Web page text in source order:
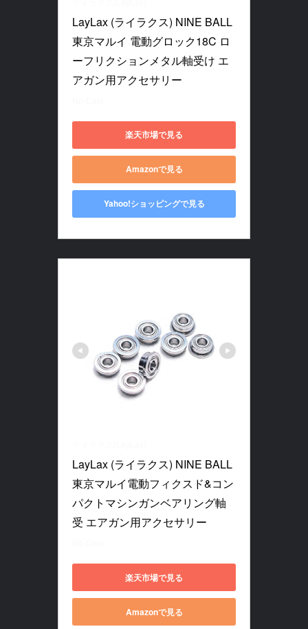
LayLax (ライラクス) NINE BALL
東京マルイ 電動グロック18C ロ
ーフリクションメタル軸受け エ
アガン用アクセサリー
楽天市場で見る
Amazonで見る
Yahoo!ショッピングで見る
LayLax (ライラクス) NINE BALL
東京マルイ電動フィクスド&コン
パクトマシンガンベアリング軸
受 エアガン用アクセサリー
楽天市場で見る
Amazonで見る